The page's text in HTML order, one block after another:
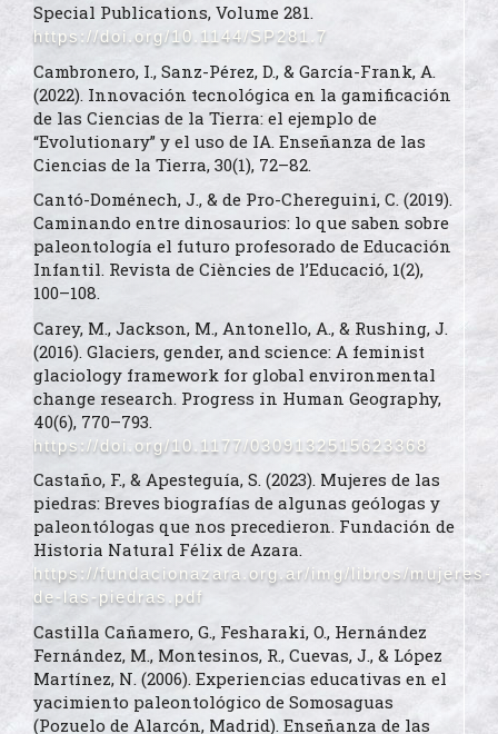
Special Publications, Volume 281.
https://doi.org/10.1144/SP281.7
Cambronero, I., Sanz-Pérez, D., & García-Frank, A.
(2022). Innovación tecnológica en la gamificación
de las Ciencias de la Tierra: el ejemplo de
“Evolutionary” y el uso de IA. Enseñanza de las
Ciencias de la Tierra, 30(1), 72–82.
Cantó-Doménech, J., & de Pro-Chereguini, C. (2019).
Caminando entre dinosaurios: lo que saben sobre
paleontología el futuro profesorado de Educación
Infantil. Revista de Ciències de l’Educació, 1(2),
100–108.
Carey, M., Jackson, M., Antonello, A., & Rushing, J.
(2016). Glaciers, gender, and science: A feminist
glaciology framework for global environmental
change research. Progress in Human Geography,
40(6), 770–793.
https://doi.org/10.1177/0309132515623368
Castaño, F., & Apesteguía, S. (2023). Mujeres de las
piedras: Breves biografías de algunas geólogas y
paleontólogas que nos precedieron. Fundación de
Historia Natural Félix de Azara.
https://fundacionazara.org.ar/img/libros/mujeres-
de-las-piedras.pdf
Castilla Cañamero, G., Fesharaki, O., Hernández
Fernández, M., Montesinos, R., Cuevas, J., & López
Martínez, N. (2006). Experiencias educativas en el
yacimiento paleontológico de Somosaguas
(Pozuelo de Alarcón, Madrid). Enseñanza de las